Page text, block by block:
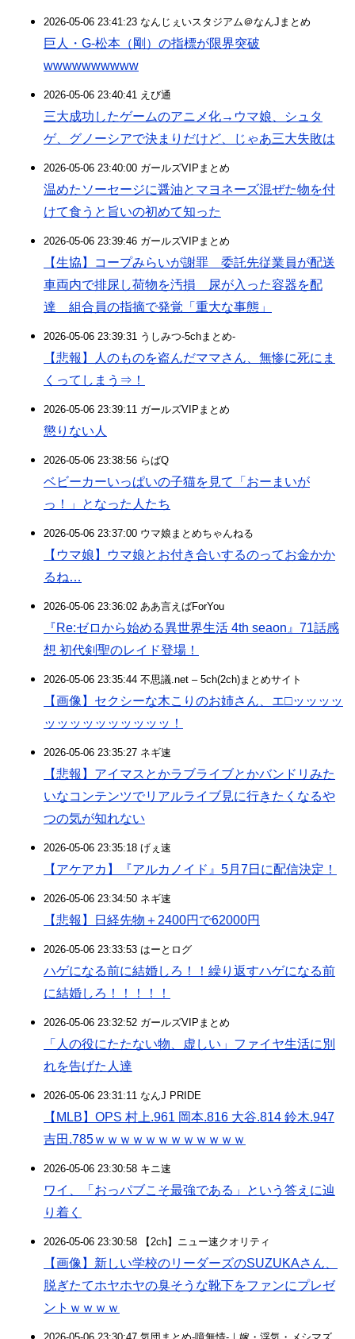
2026-05-06 23:41:23 なんじぇいスタジアム＠なんJまとめ
巨人・G-松本（剛）の指標が限界突破
wwwwwwwwww
2026-05-06 23:40:41 えび通
三大成功したゲームのアニメ化→ウマ娘、シュタ
ゲ、グノーシアで決まりだけど、じゃあ三大失敗は
2026-05-06 23:40:00 ガールズVIPまとめ
温めたソーセージに醤油とマヨネーズ混ぜた物を付
けて食うと旨いの初めて知った
2026-05-06 23:39:46 ガールズVIPまとめ
【生協】コープみらいが謝罪 委託先従業員が配送
車両内で排尿し荷物を汚損 尿が入った容器を配
達 組合員の指摘で発覚「重大な事態」
2026-05-06 23:39:31 うしみつ-5chまとめ-
【悲報】人のものを盗んだママさん、無惨に死にま
くってしまう⇒！
2026-05-06 23:39:11 ガールズVIPまとめ
懲りない人
2026-05-06 23:38:56 らばQ
ベビーカーいっぱいの子猫を見て「おーまいが
っ！」となった人たち
2026-05-06 23:37:00 ウマ娘まとめちゃんねる
【ウマ娘】ウマ娘とお付き合いするのってお金かか
るね…
2026-05-06 23:36:02 ああ言えばForYou
『Re:ゼロから始める異世界生活 4th seaon』71話感
想 初代剣聖のレイド登場！
2026-05-06 23:35:44 不思議.net – 5ch(2ch)まとめサイト
【画像】セクシーな木こりのお姉さん、エ□ッッッッ
ッッッッッッッッッッ！
2026-05-06 23:35:27 ネギ速
【悲報】アイマスとかラブライブとかバンドリみた
いなコンテンツでリアルライブ見に行きたくなるや
つの気が知れない
2026-05-06 23:35:18 げぇ速
【アケアカ】『アルカノイド』5月7日に配信決定！
2026-05-06 23:34:50 ネギ速
【悲報】日経先物＋2400円で62000円
2026-05-06 23:33:53 はーとログ
ハゲになる前に結婚しろ！！繰り返すハゲになる前
に結婚しろ！！！！！
2026-05-06 23:32:52 ガールズVIPまとめ
「人の役にたたない物、虚しい」ファイヤ生活に別
れを告げた人達
2026-05-06 23:31:11 なんJ PRIDE
【MLB】OPS 村上.961 岡本.816 大谷.814 鈴木.947
吉田.785ｗｗｗｗｗｗｗｗｗｗｗｗ
2026-05-06 23:30:58 キニ速
ワイ、「おっパブこそ最強である」という答えに辿
り着く
2026-05-06 23:30:58 【2ch】ニュー速クオリティ
【画像】新しい学校のリーダーズのSUZUKAさん、
脱ぎたてホヤホヤの臭そうな靴下をファンにプレゼ
ントｗｗｗｗ